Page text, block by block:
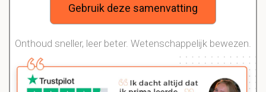
Gebruik deze samenvatting
Onthoud sneller, leer beter. Wetenschappelijk bewezen.